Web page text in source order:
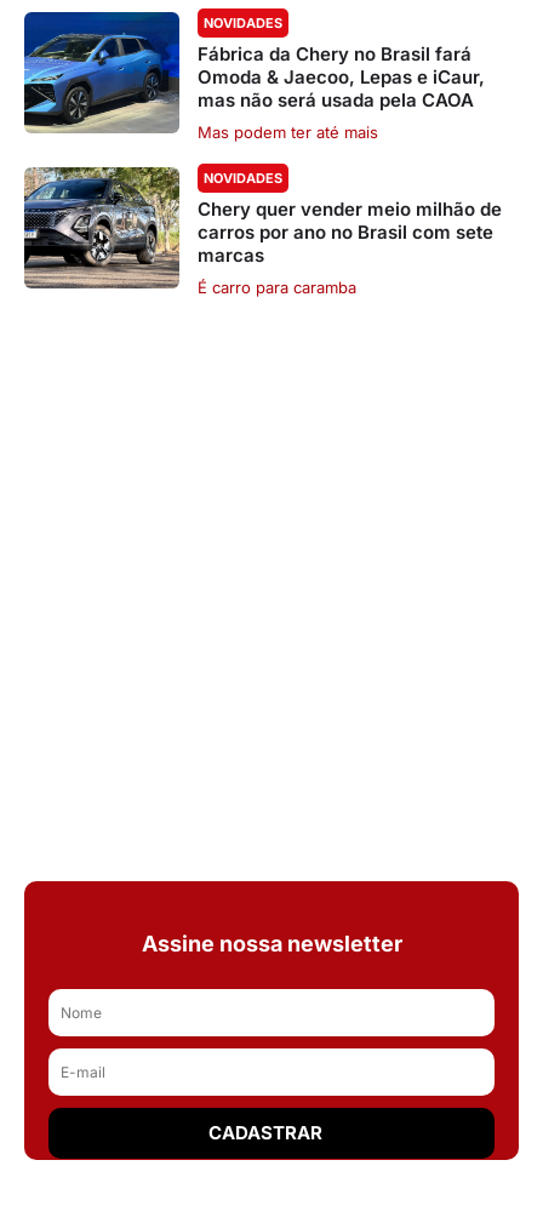
NOVIDADES
Fábrica da Chery no Brasil fará
Omoda & Jaecoo, Lepas e iCaur,
mas não será usada pela CAOA
Mas podem ter até mais
NOVIDADES
Chery quer vender meio milhão de
carros por ano no Brasil com sete
marcas
É carro para caramba
Assine nossa newsletter